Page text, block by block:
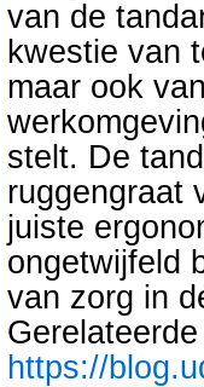
van de
kwestie van
maar ook
stelt. De
ruggengraat
juiste
ongetwijfeld
van zorg in
https://